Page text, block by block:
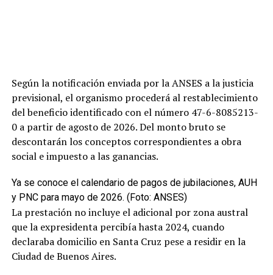
Según la notificación enviada por la ANSES a la justicia
previsional, el organismo procederá al restablecimiento
del beneficio identificado con el número 47-6-8085213-
0 a partir de agosto de 2026. Del monto bruto se
descontarán los conceptos correspondientes a obra
social e impuesto a las ganancias.
Ya se conoce el calendario de pagos de jubilaciones, AUH
y PNC para mayo de 2026. (Foto: ANSES)
La prestación no incluye el adicional por zona austral
que la expresidenta percibía hasta 2024, cuando
declaraba domicilio en Santa Cruz pese a residir en la
Ciudad de Buenos Aires.